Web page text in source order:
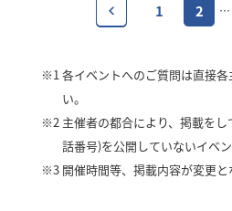
1 2 …
※1 各イベントへのご質問は直接
い。
※2 主催者の都合により、掲載を
話番号)を公開していないイベン
※3 開催時間等、掲載内容が変更と